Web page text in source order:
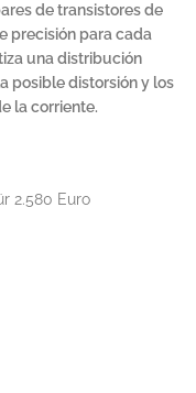
de transistores de
precisión para cada
una distribución
posible distorsión y los
la corriente.